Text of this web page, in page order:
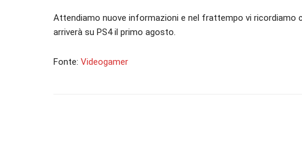
Attendiamo nuove informazioni e nel frattempo vi ricordiamo
arriverà su PS4 il primo agosto.
Fonte: Videogamer